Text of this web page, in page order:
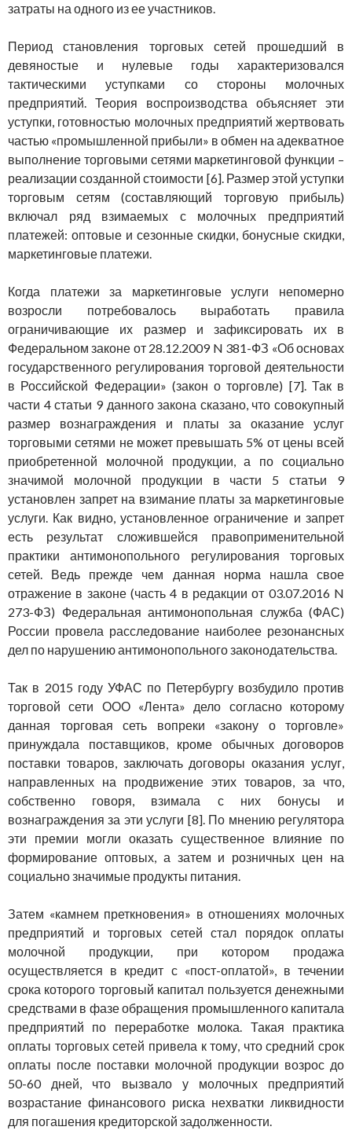
затраты на одного из ее участников.
Период становления торговых сетей прошедший в
девяностые и нулевые годы характеризовался
тактическими уступками со стороны молочных
предприятий. Теория воспроизводства объясняет эти
уступки, готовностью молочных предприятий жертвовать
частью «промышленной прибыли» в обмен на адекватное
выполнение торговыми сетями маркетинговой функции –
реализации созданной стоимости [6]. Размер этой уступки
торговым сетям (составляющий торговую прибыль)
включал ряд взимаемых с молочных предприятий
платежей: оптовые и сезонные скидки, бонусные скидки,
маркетинговые платежи.
Когда платежи за маркетинговые услуги непомерно
возросли потребовалось выработать правила
ограничивающие их размер и зафиксировать их в
Федеральном законе от 28.12.2009 N 381-ФЗ «Об основах
государственного регулирования торговой деятельности
в Российской Федерации» (закон о торговле) [7]. Так в
части 4 статьи 9 данного закона сказано, что совокупный
размер вознаграждения и платы за оказание услуг
торговыми сетями не может превышать 5% от цены всей
приобретенной молочной продукции, а по социально
значимой молочной продукции в части 5 статьи 9
установлен запрет на взимание платы за маркетинговые
услуги. Как видно, установленное ограничение и запрет
есть результат сложившейся правоприменительной
практики антимонопольного регулирования торговых
сетей. Ведь прежде чем данная норма нашла свое
отражение в законе (часть 4 в редакции от 03.07.2016 N
273-ФЗ) Федеральная антимонопольная служба (ФАС)
России провела расследование наиболее резонансных
дел по нарушению антимонопольного законодательства.
Так в 2015 году УФАС по Петербургу возбудило против
торговой сети ООО «Лента» дело согласно которому
данная торговая сеть вопреки «закону о торговле»
принуждала поставщиков, кроме обычных договоров
поставки товаров, заключать договоры оказания услуг,
направленных на продвижение этих товаров, за что,
собственно говоря, взимала с них бонусы и
вознаграждения за эти услуги [8]. По мнению регулятора
эти премии могли оказать существенное влияние по
формирование оптовых, а затем и розничных цен на
социально значимые продукты питания.
Затем «камнем преткновения» в отношениях молочных
предприятий и торговых сетей стал порядок оплаты
молочной продукции, при котором продажа
осуществляется в кредит с «пост-оплатой», в течении
срока которого торговый капитал пользуется денежными
средствами в фазе обращения промышленного капитала
предприятий по переработке молока. Такая практика
оплаты торговых сетей привела к тому, что средний срок
оплаты после поставки молочной продукции возрос до
50-60 дней, что вызвало у молочных предприятий
возрастание финансового риска нехватки ликвидности
для погашения кредиторской задолженности.